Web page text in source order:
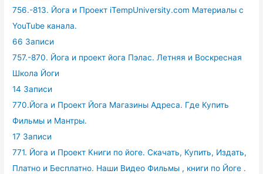
756.-813. Йога и Проект iTempUniversity.com Материалы с
YouTube канала.
66 Записи
757.-870. Йога и проект йога Пэлас. Летняя и Воскресная
Школа Йоги
14 Записи
770.Йога и Проект Йога Магазины Адреса. Где Купить
Фильмы и Мантры.
17 Записи
771. Йога и Проект Книги по йоге. Скачать, Купить, Издать,
Платно и Бесплатно. Наши Видео Фильмы , книги по Йоге .